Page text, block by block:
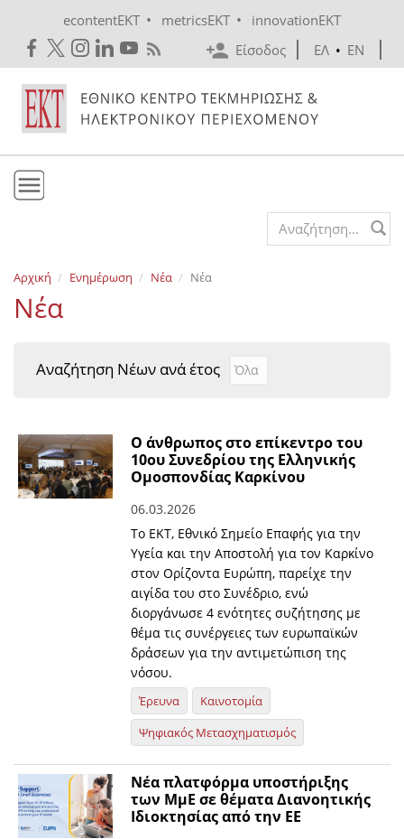
econtentEKT • metricsEKT •
innovationEKT
Είσοδος
ΕΛ • EN
Εκδόσεις
Ενημέρωση
Search form
Αρχική Ενημέρωση Νέα Νέα
Νέα
Αναζήτηση Νέων ανά έτος Αναζήτηση Νέων ανά
Year
Ο άνθρωπος στο επίκεντρο του
10ου Συνεδρίου της Ελληνικής
Ομοσπονδίας Καρκίνου
06.03.2026
Το ΕΚΤ, Εθνικό Σημείο Επαφής για την
Υγεία και την Αποστολή για τον Καρκίνο
στον Ορίζοντα Ευρώπη, παρείχε την
αιγίδα του στο Συνέδριο, ενώ
διοργάνωσε 4 ενότητες συζήτησης με
θέμα τις συνέργειες των ευρωπαϊκών
δράσεων για την αντιμετώπιση της
νόσου.
Έρευνα
Καινοτομία
Ψηφιακός Μετασχηματισμός
Νέα πλατφόρμα υποστήριξης
των ΜμΕ σε θέματα Διανοητικής
Ιδιοκτησίας από την ΕΕ